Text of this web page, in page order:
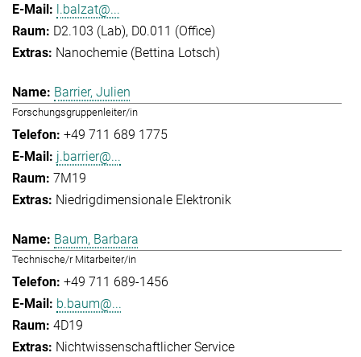
l.balzat@...
D2.103 (Lab), D0.011 (Office)
Nanochemie (Bettina Lotsch)
Barrier, Julien
Forschungsgruppenleiter/in
+49 711 689 1775
j.barrier@...
7M19
Niedrigdimensionale Elektronik
Baum, Barbara
Technische/r Mitarbeiter/in
+49 711 689-1456
b.baum@...
4D19
Nichtwissenschaftlicher Service